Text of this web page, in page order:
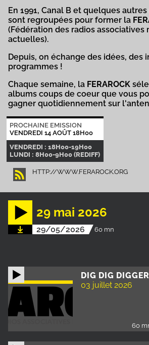
En 1991, Canal B et quelques
sont regroupées pour former la
(Fédération des radios associatives
actuelles).
Depuis, on échange des idées, des
programmes !
Chaque semaine, la FERAROCK
albums coups de coeur que vous
gagner quotidiennement sur
PROCHAINE EMISSION
VENDREDI 14 AOÛT 18H00
VENDREDI : 18H00-19H00
LUNDI : 8H00-9H00 (REDIFF)
HTTP://WWW.FERAROCK.ORG
DIG DIG
03 juillet 2026
60
29 mai 2026
29/05/2026 60 mn